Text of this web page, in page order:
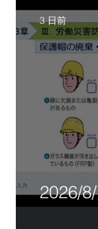
2026/
3 日前